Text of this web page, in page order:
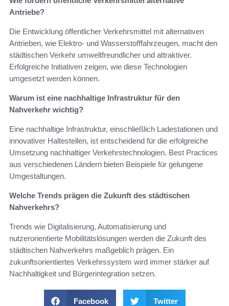
Antriebe?
Die Entwicklung öffentlicher Verkehrsmittel mit alternativen
Antrieben, wie Elektro- und Wasserstofffahrzeugen, macht den
städtischen Verkehr umweltfreundlicher und attraktiver.
Erfolgreiche Initiativen zeigen, wie diese Technologien
umgesetzt werden können.
Warum ist eine nachhaltige Infrastruktur für den
Nahverkehr wichtig?
Eine nachhaltige Infrastruktur, einschließlich Ladestationen und
innovativer Haltestellen, ist entscheidend für die erfolgreiche
Umsetzung nachhaltiger Verkehrstechnologien. Best Practices
aus verschiedenen Ländern bieten Beispiele für gelungene
Umgestaltungen.
Welche Trends prägen die Zukunft des städtischen
Nahverkehrs?
Trends wie Digitalisierung, Automatisierung und
nutzerorientierte Mobilitätslösungen werden die Zukunft des
städtischen Nahverkehrs maßgeblich prägen. Ein
zukunftsorientiertes Verkehrssystem wird immer stärker auf
Nachhaltigkeit und Bürgerintegration setzen.
Facebook Twitter